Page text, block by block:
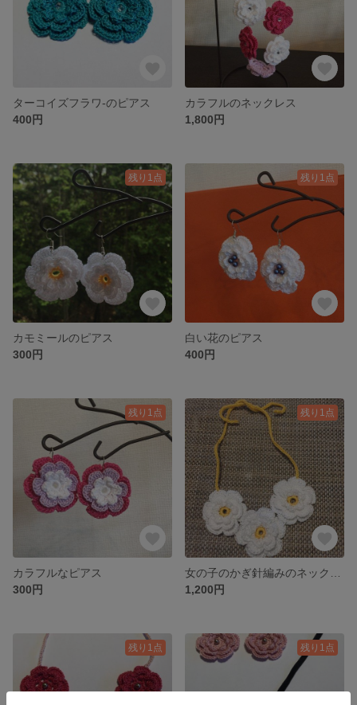
ターコイズフラワ-のピアス
400円
カラフルのネックレス
1,800円
残り1点
カモミールのピアス
300円
残り1点
白い花のピアス
400円
残り1点
カラフルなピアス
300円
残り1点
1,200円
残り1点 残り1点